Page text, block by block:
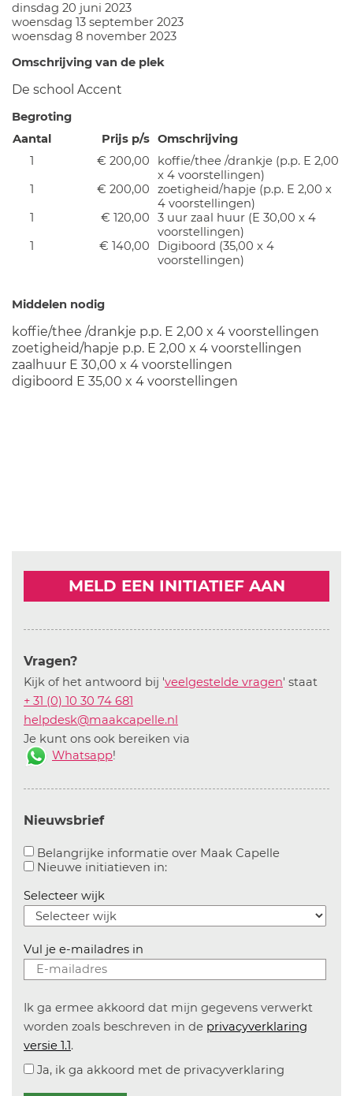
dinsdag 20 juni 2023
woensdag 13 september 2023
woensdag 8 november 2023
Omschrijving van de plek
De school Accent
Begroting
Aantal
Prijs p/s Omschrijving
1
€ 200,00
koffie/thee /drankje (p.p. E 2,00
x 4 voorstellingen)
1
€ 200,00
zoetigheid/hapje (p.p. E 2,00 x
4 voorstellingen)
1
€ 120,00
3 uur zaal huur (E 30,00 x 4
voorstellingen)
1
€ 140,00
Digiboord (35,00 x 4
voorstellingen)
Middelen nodig
koffie/thee /drankje p.p. E 2,00 x 4 voorstellingen
zoetigheid/hapje p.p. E 2,00 x 4 voorstellingen
zaalhuur E 30,00 x 4 voorstellingen
digiboord E 35,00 x 4 voorstellingen
MELD EEN INITIATIEF AAN
Vragen?
Kijk of het antwoord bij 'veelgestelde vragen' staat
+ 31 (0) 10 30 74 681
helpdesk@maakcapelle.nl
Je kunt ons ook bereiken via
Whatsapp!
Nieuwsbrief
Belangrijke informatie over Maak CapelleAanvinken
Nieuwe initiatieven in:Aanvinken om informatie over
Selecteer wijk
Vul je e-mailadres in
Ik ga ermee akkoord dat mijn gegevens verwerkt
worden zoals beschreven in de privacyverklaring
versie 1.1.
Ja, ik ga akkoord met de privacyverklaring